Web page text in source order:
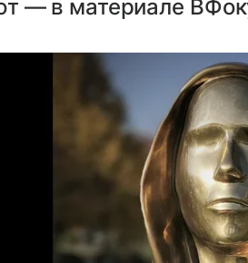
— в материале